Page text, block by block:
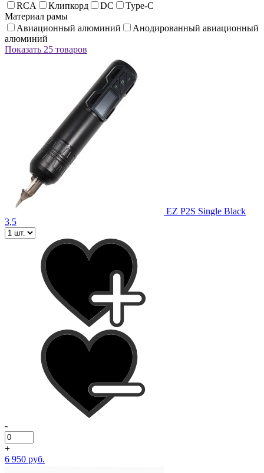
RCA
Клипкорд DC
Type-C
Материал рамы
Авиационный алюминий
Анодированный авиационный
алюминий
Показать 25 товаров
EZ P2S Single Black
3,5
-
+
6 950 руб.